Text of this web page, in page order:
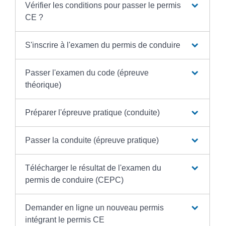
Vérifier les conditions pour passer le permis
CE ?
S'inscrire à l'examen du permis de conduire
Passer l'examen du code (épreuve
théorique)
Préparer l'épreuve pratique (conduite)
Passer la conduite (épreuve pratique)
Télécharger le résultat de l'examen du
permis de conduire (CEPC)
Demander en ligne un nouveau permis
intégrant le permis CE